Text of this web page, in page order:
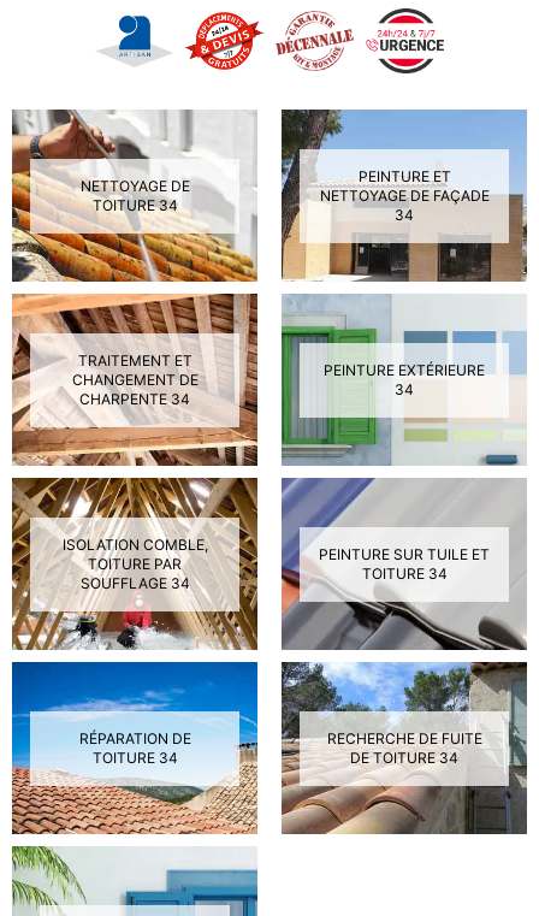
NETTOYAGE DE
TOITURE 34
PEINTURE ET
NETTOYAGE DE FAÇADE
34
TRAITEMENT ET
CHANGEMENT DE
CHARPENTE 34
PEINTURE EXTÉRIEURE
34
ISOLATION COMBLE,
TOITURE PAR
SOUFFLAGE 34
PEINTURE SUR TUILE ET
TOITURE 34
RÉPARATION DE
TOITURE 34
RECHERCHE DE FUITE
DE TOITURE 34